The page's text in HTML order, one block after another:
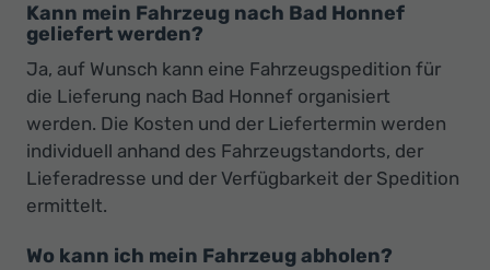
Kann mein Fahrzeug nach Bad Honnef
geliefert werden?
Ja, auf Wunsch kann eine Fahrzeugspedition für
die Lieferung nach Bad Honnef organisiert
werden. Die Kosten und der Liefertermin werden
individuell anhand des Fahrzeugstandorts, der
Lieferadresse und der Verfügbarkeit der Spedition
ermittelt.
Wo kann ich mein Fahrzeug abholen?